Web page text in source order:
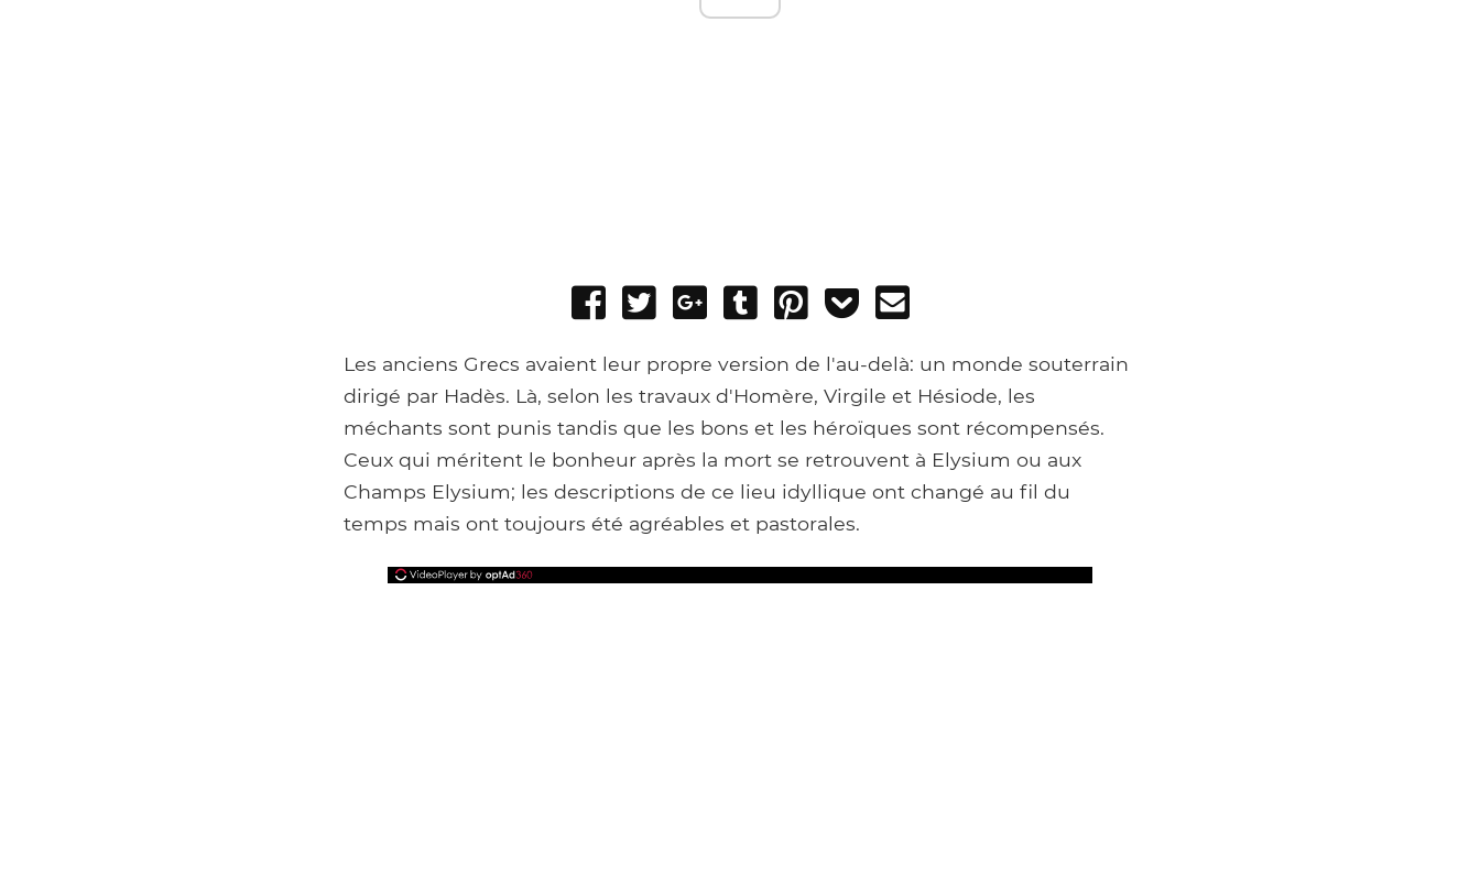
Share
Facebook
Tweet
Share
Google+
Post
Tumblr
Pin
Add
Pocket
Les anciens Grecs avaient leur propre version de l'au-delà: un monde souterrain
dirigé par Hadès. Là, selon les travaux d'Homère, Virgile et Hésiode, les
méchants sont punis tandis que les bons et les héroïques sont récompensés.
Ceux qui méritent le bonheur après la mort se retrouvent à Elysium ou aux
Champs Elysium; les descriptions de ce lieu idyllique ont changé au fil du
temps mais ont toujours été agréables et pastorales.